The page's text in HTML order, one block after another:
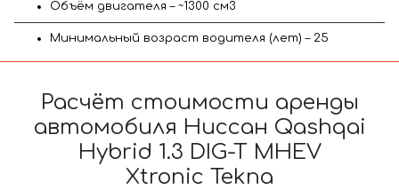
Объём двигателя – ~1300 см3
Минимальный возраст водителя (лет) – 25
Расчёт стоимости аренды
автомобиля Ниссан Qashqai
Hybrid 1.3 DIG-T MHEV
Xtronic Tekna